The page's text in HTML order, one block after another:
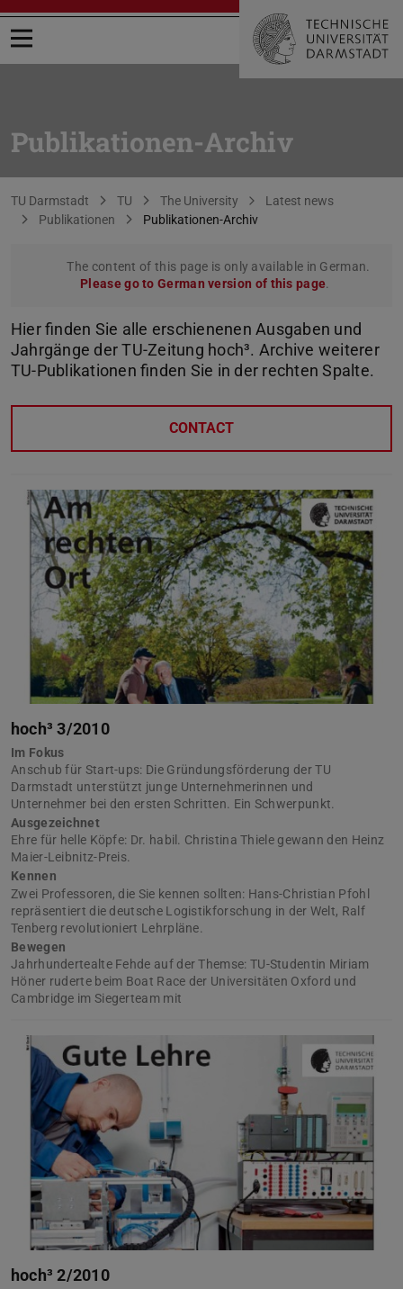
Open menu
Publikationen-Archiv
You are here:
TU Darmstadt TU The University
Latest news
Publikationen
Publikationen-Archiv
The content of this page is only available in German.
Please go to German version of this page.
Hier finden Sie alle erschienenen Ausgaben und
Jahrgänge der TU-Zeitung hoch³. Archive weiterer
TU-Publikationen finden Sie in der rechten Spalte.
CONTACT
hoch³ 3/2010
Im Fokus
Anschub für Start-ups: Die Gründungsförderung der TU
Darmstadt unterstützt junge Unternehmerinnen und
Unternehmer bei den ersten Schritten. Ein Schwerpunkt.
Ausgezeichnet
Ehre für helle Köpfe: Dr. habil. Christina Thiele gewann den Heinz
Maier-Leibnitz-Preis.
Kennen
Zwei Professoren, die Sie kennen sollten: Hans-Christian Pfohl
repräsentiert die deutsche Logistikforschung in der Welt, Ralf
Tenberg revolutioniert Lehrpläne.
Bewegen
Jahrhundertealte Fehde auf der Themse: TU-Studentin Miriam
Höner ruderte beim Boat Race der Universitäten Oxford und
Cambridge im Siegerteam mit
hoch³ 2/2010